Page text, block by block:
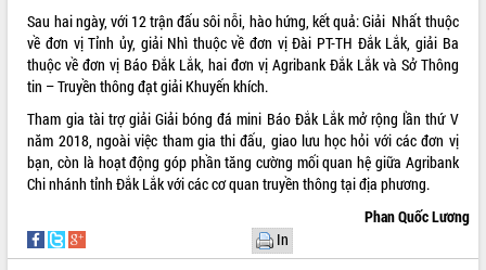
VIDEO
Sau hai ngày, với 12 trận đấu sôi nỗi, hào hứng, kết quả: Giải Nhất thuộc
về đơn vị Tỉnh ủy, giải Nhì thuộc về đơn vị Đài PT-TH Đắk Lắk, giải Ba
thuộc về đơn vị Báo Đắk Lắk, hai đơn vị Agribank Đắk Lắk và Sở Thông
tin – Truyền thông đạt giải Khuyến khích.
Tham gia tài trợ giải Giải bóng đá mini Báo Đắk Lắk mở rộng lần thứ V
năm 2018, ngoài việc tham gia thi đấu, giao lưu học hỏi với các đơn vị
bạn, còn là hoạt động góp phần tăng cường mối quan hệ giữa Agribank
Chi nhánh tỉnh Đắk Lắk với các cơ quan truyền thông tại địa phương.
Phan Quốc Lương
In